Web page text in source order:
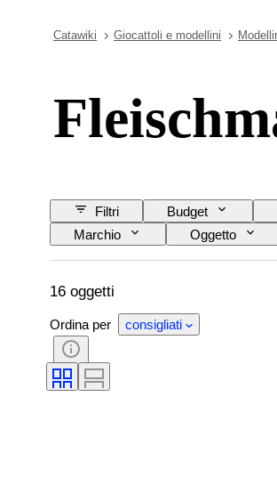
Catawiki Giocattoli e modellini
Filtri Budget
Marchio
Oggetto
Epoca
16 oggetti
Ordina per consigliati